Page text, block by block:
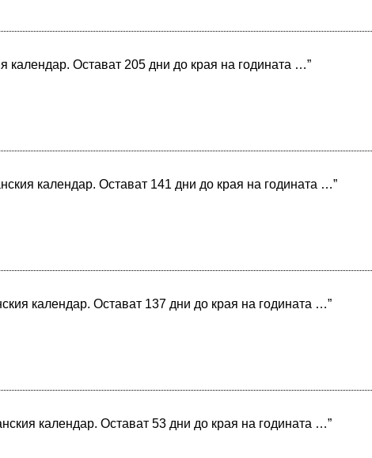
календар. Остават 205 дни до края на годината …”
календар. Остават 141 дни до края на годината …”
календар. Остават 137 дни до края на годината …”
календар. Остават 53 дни до края на годината …”